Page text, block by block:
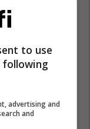
to use
advertising and
and